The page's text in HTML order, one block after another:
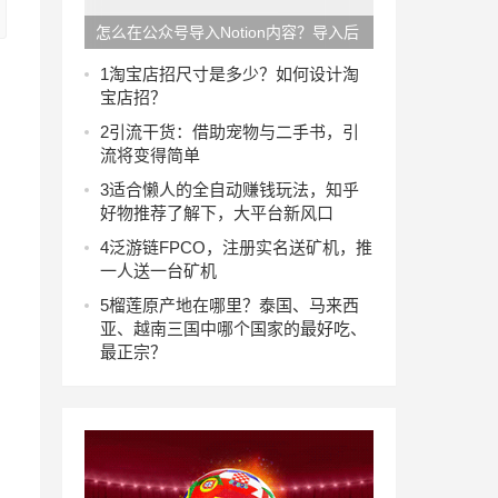
怎么在公众号导入Notion内容？导入后
怎么快速排版好精美的文章？
1淘宝店招尺寸是多少？如何设计淘
宝店招？
2引流干货：借助宠物与二手书，引
流将变得简单
3适合懒人的全自动赚钱玩法，知乎
好物推荐了解下，大平台新风口
4泛游链FPCO，注册实名送矿机，推
一人送一台矿机
5榴莲原产地在哪里？泰国、马来西
亚、越南三国中哪个国家的最好吃、
最正宗？